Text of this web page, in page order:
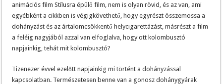
animációs film Stílusra épülő film, nem is olyan rövid, és az van, ami
egyébként a cikkben is végigkövethető, hogy egyrészt összemossa a
dohányzást és az ártalomcsökkentő helycigarettázást, másrészt a film
a feléig nagyjából azzal van elfoglalva, hogy ott kolombusztó
napjainkig, tehát mit kolombusztó?
Tizenezer évvel ezelőtt napjainkig mi történt a dohányzással
kapcsolatban. Természetesen benne van a gonosz dohánygyárak